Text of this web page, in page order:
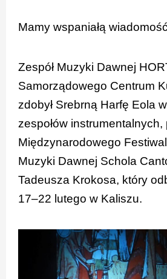
Mamy wspaniałą
Zespół Muzyki Dawnej
Samorządowego Centrum
zdobył Srebrną Harfę Eola
zespołów
Międzynarodowego
Muzyki Dawnej Schola
Tadeusza Krokosa, który
17–22 lutego w Kaliszu.